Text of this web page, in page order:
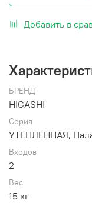
Добавить в
БРЕНД
HIGASHI
Серия
Входов
2
Вес
15 кг